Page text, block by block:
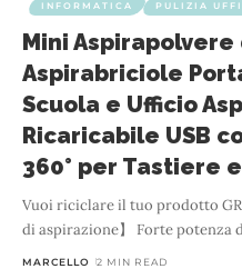
INFORMATICA
PULIZIA
Mini Aspirapolvere
Aspirabriciole
Scuola e Ufficio
Ricaricabile USB
360° per Tastiere
Vuoi riciclare il tuo prodotto
di aspirazione】 Forte potenza
MARCELLO 2 MIN READ